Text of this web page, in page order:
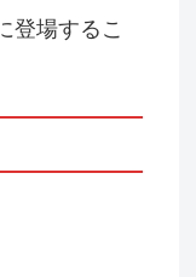
登場するこ